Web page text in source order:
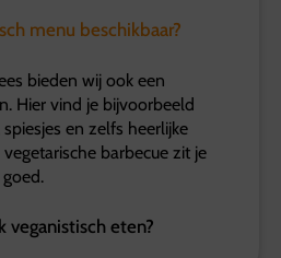
menu beschikbaar?
bieden wij ook een
Hier vind je bijvoorbeeld
en zelfs heerlijke
barbecue zit je
veganistisch eten?